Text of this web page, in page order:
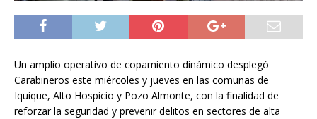
Un amplio operativo de copamiento dinámico desplegó
Carabineros este miércoles y jueves en las comunas de
Iquique, Alto Hospicio y Pozo Almonte, con la finalidad de
reforzar la seguridad y prevenir delitos en sectores de alta